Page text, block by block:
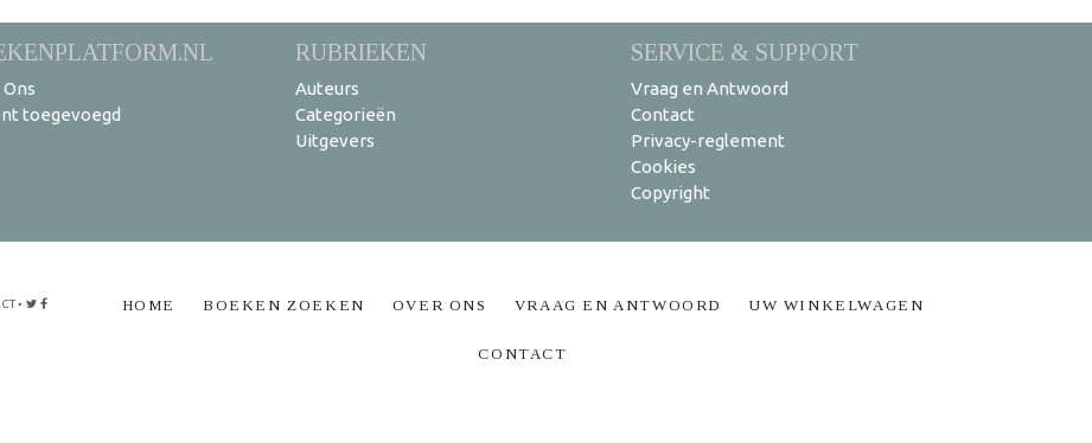
toegevoegd
RUBRIEKEN
Auteurs
Categorieën
Uitgevers
SERVICE & SUPPORT
Vraag en Antwoord
Contact
Privacy-reglement
Cookies
Copyright
• HOME BOEKEN ZOEKEN OVER ONS VRAAG EN ANTWOORD UW WINKELWAGEN
CONTACT